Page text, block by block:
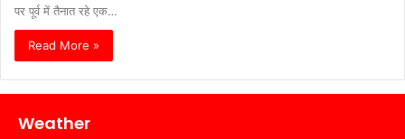
पर पूर्व में तैनात रहे एक…
Read More »
Weather